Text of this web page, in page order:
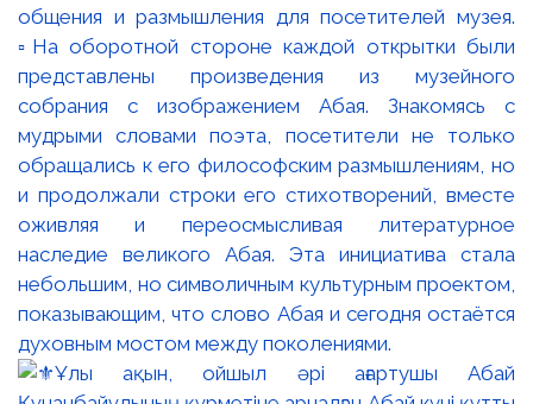
общения и размышления для посетителей музея.
▫️На оборотной стороне каждой открытки были
представлены произведения из музейного
собрания с изображением Абая. Знакомясь с
мудрыми словами поэта, посетители не только
обращались к его философским размышлениям, но
и продолжали строки его стихотворений, вместе
оживляя и переосмысливая литературное
наследие великого Абая. Эта инициатива стала
небольшим, но символичным культурным проектом,
показывающим, что слово Абая и сегодня остаётся
духовным мостом между поколениями.